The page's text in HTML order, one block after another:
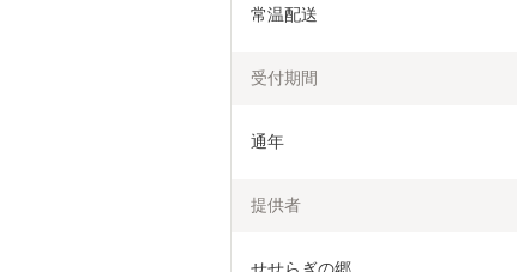
常温配送
受付期間
通年
提供者